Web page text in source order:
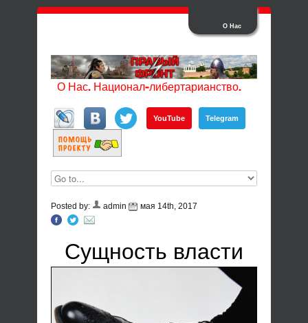
О Нас
О Нас. Национал-либертарианство.
YouTube Telegram
Posted by: admin мая 14th, 2017
Сущность власти